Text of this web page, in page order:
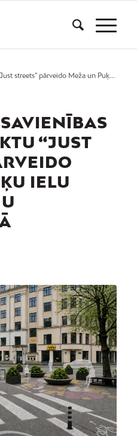
streets” pārveido Meža un Puķ...
“JUST
IELU